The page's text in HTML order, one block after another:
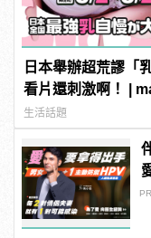
日本舉辦超荒謬「
看片還刺激啊！ |
生活話題